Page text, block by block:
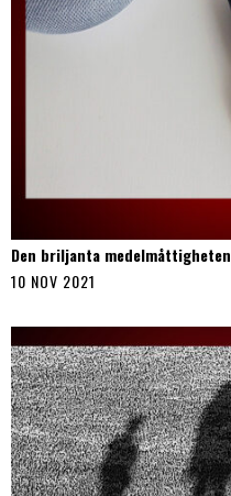
Den briljanta medelmåttigheten
10 NOV 2021